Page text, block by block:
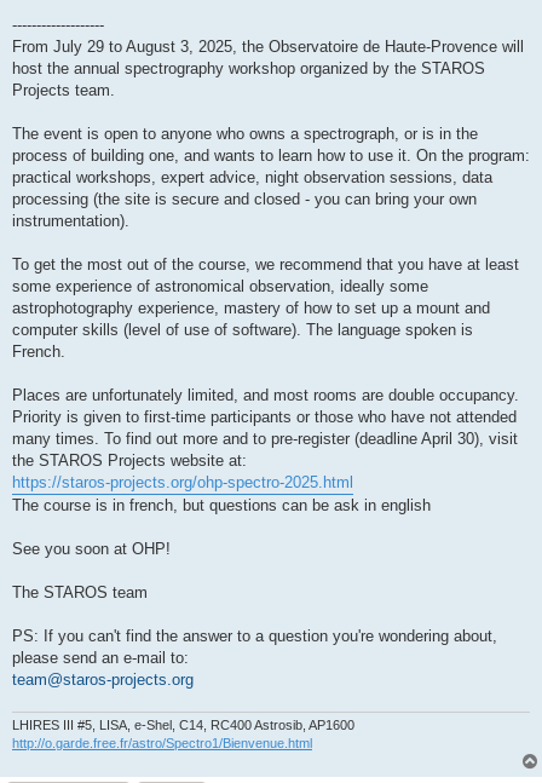
-------------------
From July 29 to August 3, 2025, the Observatoire de Haute-Provence will
host the annual spectrography workshop organized by the STAROS
Projects team.
The event is open to anyone who owns a spectrograph, or is in the
process of building one, and wants to learn how to use it. On the program:
practical workshops, expert advice, night observation sessions, data
processing (the site is secure and closed - you can bring your own
instrumentation).
To get the most out of the course, we recommend that you have at least
some experience of astronomical observation, ideally some
astrophotography experience, mastery of how to set up a mount and
computer skills (level of use of software). The language spoken is
French.
Places are unfortunately limited, and most rooms are double occupancy.
Priority is given to first-time participants or those who have not attended
many times. To find out more and to pre-register (deadline April 30), visit
the STAROS Projects website at:
https://staros-projects.org/ohp-spectro-2025.html
The course is in french, but questions can be ask in english
See you soon at OHP!
The STAROS team
PS: If you can't find the answer to a question you're wondering about,
please send an e-mail to:
team@staros-projects.org
LHIRES III #5, LISA, e-Shel, C14, RC400 Astrosib, AP1600
http://o.garde.free.fr/astro/Spectro1/Bienvenue.html